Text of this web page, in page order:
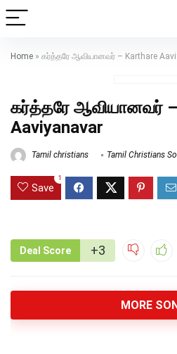
Home » கர்த்தரே ஆவியானவர் – Karthare
கர்த்தரே ஆவியானவர்
Aaviyanavar
Tamil christians Tamil Christians
Save
1
Deal Score +3
MORE